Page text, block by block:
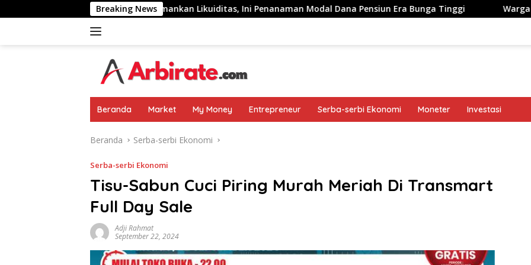
ke
Breaking News
Amankan Likuiditas, Ini Penanaman Modal Dana Pensiun Era Bunga Tinggi Warga Israel Terang-
Beranda Market My Money Entrepreneur Serba-serbi Ekonomi Moneter Investasi
Beranda Serba-serbi Ekonomi
Serba-serbi Ekonomi
Tisu-Sabun Cuci Piring Murah Meriah Di Transmart
Full Day Sale
Adji Rahmat
September 22, 2024